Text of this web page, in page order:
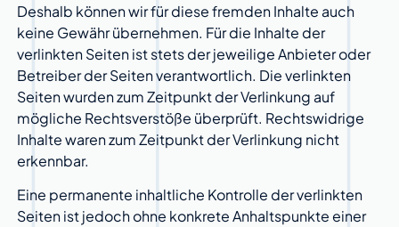
Deshalb können wir für diese fremden Inhalte auch
keine Gewähr übernehmen. Für die Inhalte der
verlinkten Seiten ist stets der jeweilige Anbieter oder
Betreiber der Seiten verantwortlich. Die verlinkten
Seiten wurden zum Zeitpunkt der Verlinkung auf
mögliche Rechtsverstöße überprüft. Rechtswidrige
Inhalte waren zum Zeitpunkt der Verlinkung nicht
erkennbar.
Eine permanente inhaltliche Kontrolle der verlinkten
Seiten ist jedoch ohne konkrete Anhaltspunkte einer